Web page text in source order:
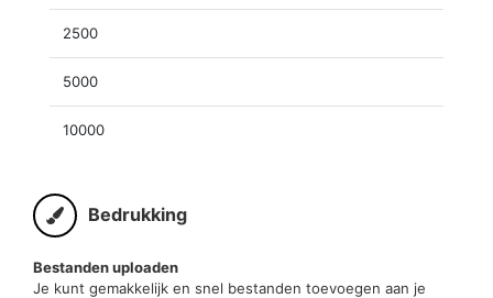
2500
5000
10000
Bedrukking
Bestanden uploaden
Je kunt gemakkelijk en snel bestanden toevoegen aan je